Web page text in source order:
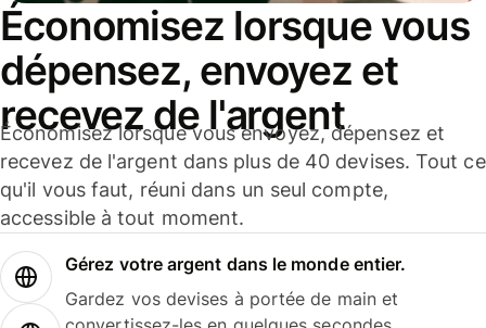
Économisez lorsque vous
dépensez, envoyez et
recevez de l'argent
Économisez lorsque vous envoyez, dépensez et
recevez de l'argent dans plus de 40 devises. Tout ce
qu'il vous faut, réuni dans un seul compte,
accessible à tout moment.
Gérez votre argent dans le monde entier.
Gardez vos devises à portée de main et